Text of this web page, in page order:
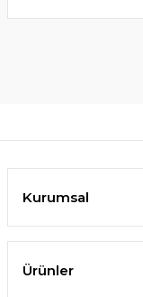
Kurumsal
Ürünler